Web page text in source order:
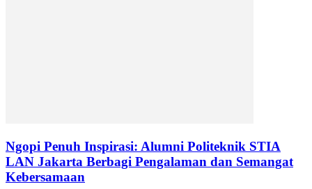
Ngopi Penuh Inspirasi: Alumni Politeknik STIA
LAN Jakarta Berbagi Pengalaman dan Semangat
Kebersamaan